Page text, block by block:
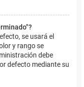
se usará el
y rango se
debe
defecto mediante su